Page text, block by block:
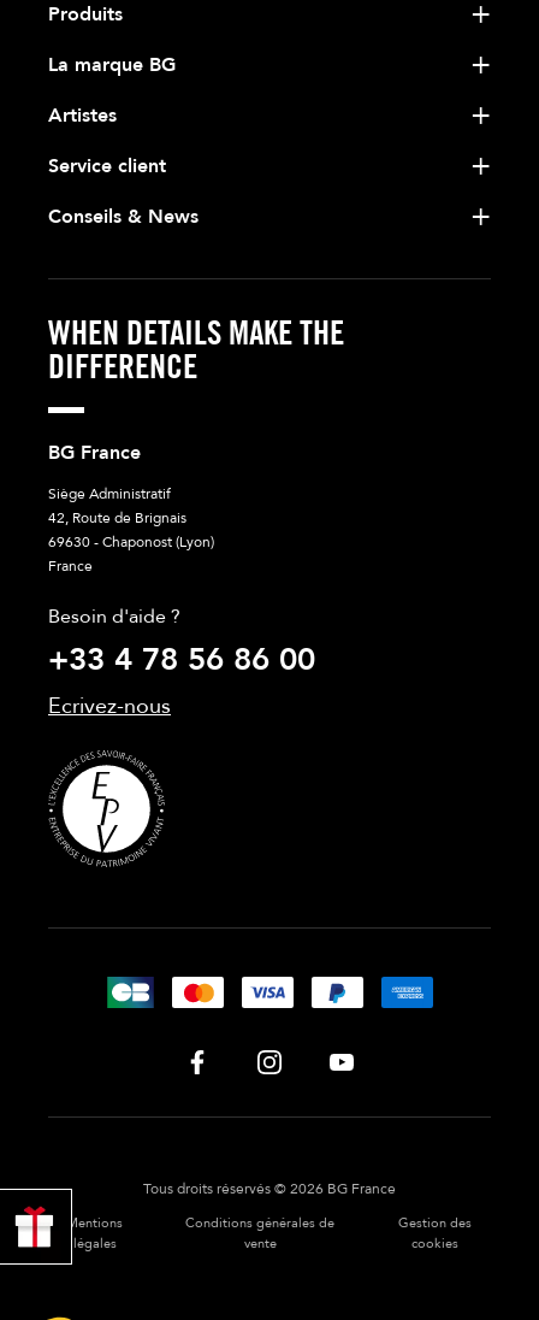
PROFITER
DE 10% !
Produits
La marque BG
Artistes
Service client
Conseils & News
WHEN DETAILS MAKE THE
DIFFERENCE
BG France
Siège Administratif
42, Route de Brignais
69630 - Chaponost (Lyon)
France
Besoin d'aide ?
+33 4 78 56 86 00
Ecrivez-nous
Tous droits réservés © 2026 BG France
Mentions
légales
Conditions générales de
vente
Gestion des
cookies